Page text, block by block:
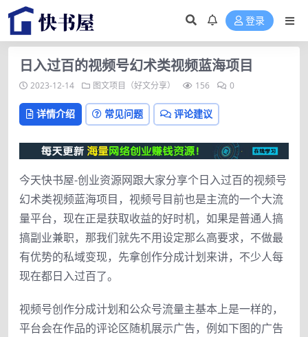
登录
日入过百的视频号幻术类视频蓝海项目
2023-12-14 图文项目（好文分享） 156 0
详情介绍 常见问题 评论建议
今天快书屋-创业资源网跟大家分享个日入过百的视频号
幻术类视频蓝海项目，视频号目前也是主流的一个大流
量平台，现在正是获取收益的好时机，如果是普通人搞
搞副业兼职，那我们就先不用设定那么高要求，不做最
有优势的私域变现，先拿创作分成计划来讲，不少人每
现在都日入过百了。
视频号创作分成计划和公众号流量主基本上是一样的，
平台会在作品的评论区随机展示广告，例如下图的广告